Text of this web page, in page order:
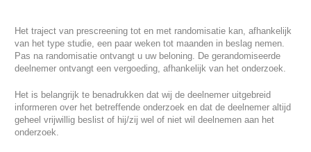
Het traject van prescreening tot en met randomisatie kan, afhankelijk
van het type studie, een paar weken tot maanden in beslag nemen.
Pas na randomisatie ontvangt u uw beloning. De gerandomiseerde
deelnemer ontvangt een vergoeding, afhankelijk van het onderzoek.
Het is belangrijk te benadrukken dat wij de deelnemer uitgebreid
informeren over het betreffende onderzoek en dat de deelnemer altijd
geheel vrijwillig beslist of hij/zij wel of niet wil deelnemen aan het
onderzoek.